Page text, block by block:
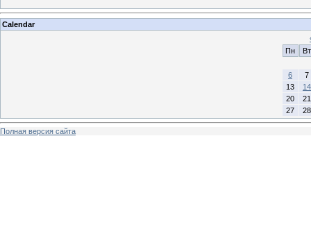
Calendar
Пн
Вт
6
7
13
14
20
21
27
28
Полная версия сайта